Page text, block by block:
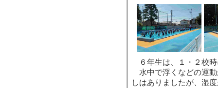
６年生は、１・２校
水中で浮くなどの運動
しはありましたが、湿